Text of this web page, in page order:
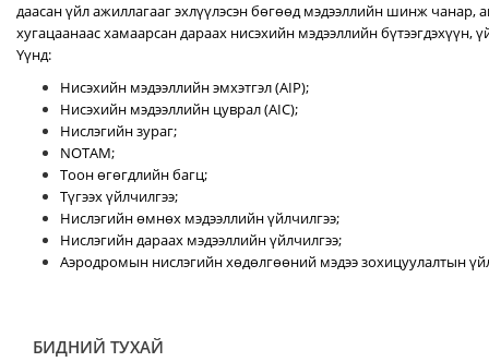
даасан үйл ажиллагааг эхлүүлэсэн бөгөөд мэдээллийн шинж чанар,
хугацаанаас хамаарсан дараах нисэхийн мэдээллийн бүтээгдэхүүн,
Үүнд:
Нисэхийн мэдээллийн эмхэтгэл (AIP);
Нисэхийн мэдээллийн цуврал (AIC);
Нислэгийн зураг;
NOTAM;
Тоон өгөгдлийн багц;
Түгээх үйлчилгээ;
Нислэгийн өмнөх мэдээллийн үйлчилгээ;
Нислэгийн дараах мэдээллийн үйлчилгээ;
Аэродромын нислэгийн хөдөлгөөний мэдээ зохицуулалтын
БИДНИЙ ТУХАЙ